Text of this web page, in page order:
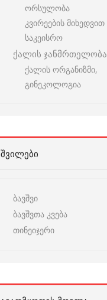
ორსულობა
კვირეების მიხედვით
საკეისრო
ქალის ჯანმრთელობა
ქალის ორგანიზმი,
გინეკოლოგია
ᲨᲕᲘᲚᲔᲑᲘ
ბავშვი
ბავშვთა კვება
თინეიჯერი